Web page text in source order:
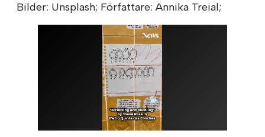
Bilder: Unsplash; Författare: Annika Treial;